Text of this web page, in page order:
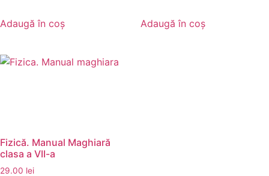
Adaugă în coș Adaugă în coș
Fizică. Manual Maghiară
clasa a VII-a
29.00 lei